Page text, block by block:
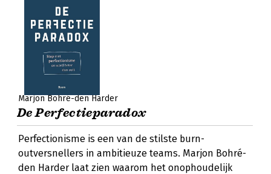
Marjon Bohré-den Harder
De Perfectieparadox
Perfectionisme is een van de stilste burn-
outversnellers in ambitieuze teams. Marjon Bohré-
den Harder laat zien waarom het onophoudelijk